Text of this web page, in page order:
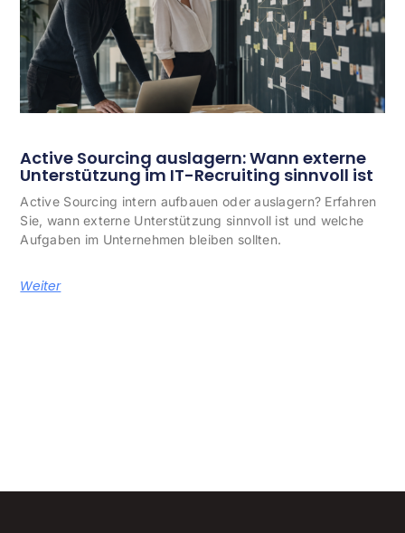
Active Sourcing auslagern: Wann externe
Unterstützung im IT-Recruiting sinnvoll ist
Active Sourcing intern aufbauen oder auslagern? Erfahren
Sie, wann externe Unterstützung sinnvoll ist und welche
Aufgaben im Unternehmen bleiben sollten.
Weiter